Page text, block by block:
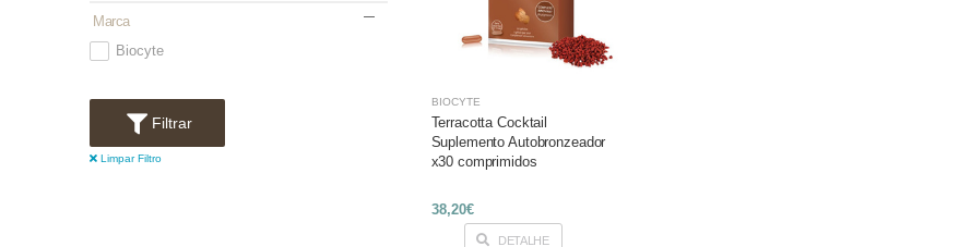
Marca
Biocyte
Filtrar
Limpar Filtro
BIOCYTE
Terracotta Cocktail
Suplemento Autobronzeador
x30 comprimidos
38,20€
DETALHE